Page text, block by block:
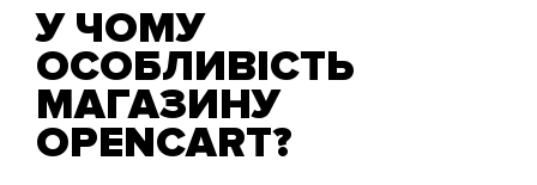
У ЧОМУ
ОСОБЛИВІСТЬ
МАГАЗИНУ
OPENCART?